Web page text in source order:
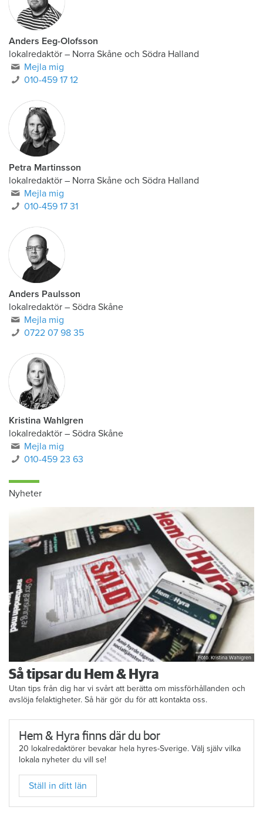
Anders Eeg-Olofsson
lokalredaktör – Norra Skåne och Södra Halland
Mejla mig
010-459 17 12
Petra Martinsson
lokalredaktör – Norra Skåne och Södra Halland
Mejla mig
010-459 17 31
Anders Paulsson
lokalredaktör – Södra Skåne
Mejla mig
0722 07 98 35
Kristina Wahlgren
lokalredaktör – Södra Skåne
Mejla mig
010-459 23 63
Nyheter
Foto: Kristina Wahlgren
Så tipsar du Hem & Hyra
Utan tips från dig har vi svårt att berätta om missförhållanden och
avslöja felaktigheter. Så här gör du för att kontakta oss.
Hem & Hyra finns där du bor
20 lokalredaktörer bevakar hela hyres-Sverige. Välj själv vilka
lokala nyheter du vill se!
Ställ in ditt län